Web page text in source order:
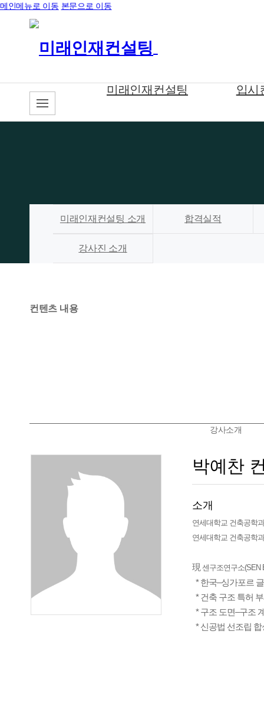
메인메뉴로 이동 본문으로 이동
미래인재컨설팅 소개 합격실적
강사진 소개
컨텐츠 내용
강사소개
박예찬
소개
연세대학교 건축공학
연세대학교 건축공학
現 센구조연구소(SEN
* 한국–싱가포르
* 건축 구조 특허
* 구조 도면–구조
* 신공법 선조립
미래인재컨설팅 입시